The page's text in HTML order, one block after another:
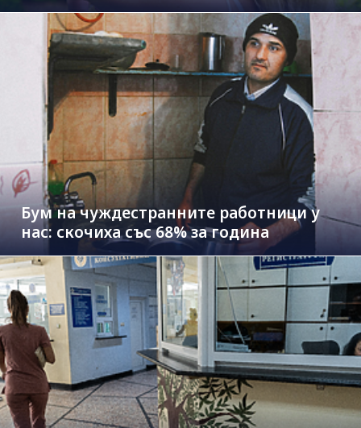
Бум на чуждестранните работници у
нас: скочиха със 68% за година